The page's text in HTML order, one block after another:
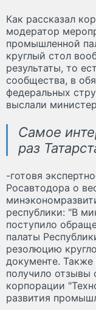
Как рассказал
модератор
промышленной
круглый стол
результаты, то
сообщества, в
федеральных
выслали
Самое
раз
-готовя
Росавтодора о
республики: "В
поступило
палаты
резолюцию
документе.
получило отзывы
корпорации
развития